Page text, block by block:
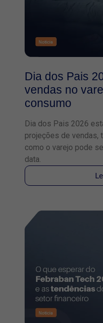
Dia dos Pais
vendas no
consumo
Dia dos Pais 2026
projeções de vendas,
como o varejo pode
data.